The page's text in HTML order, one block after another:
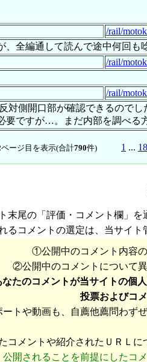
/rail/
全編通して読んで途中何回も
/rail/
/rail/
対側開口部が確認できるので
要ですが…。まだ内部を調べる
ページ目を表示(合計790件) 1 ... 18
末尾の「評価・コメント欄」
るコメントの選定は、当サイト
①公開中のコメント内容
②公開中のコメントについて異
なたのコメントが当サイトの個
投票およびコ
トや動画も、自薦他薦問わず
コメントや紹介されたＵＲＬに
開されることを前提にしたコ